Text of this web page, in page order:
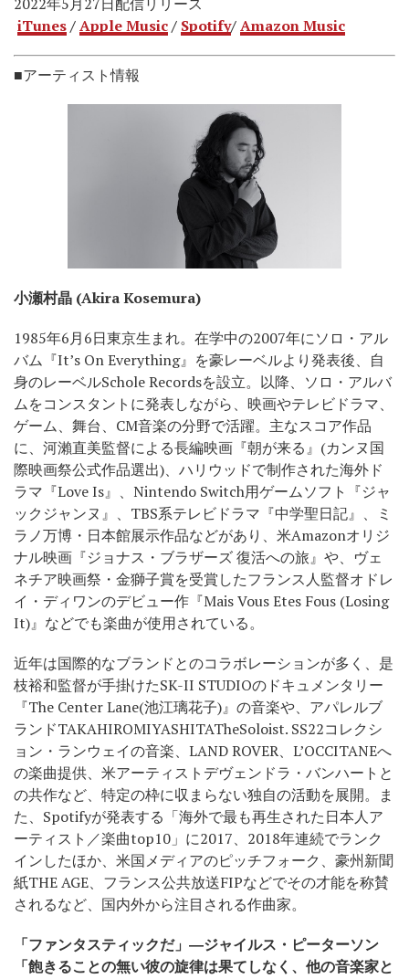
iTunes/Apple Music/ Spotify/Amazon Music
■アーティスト情報
小瀬村晶 (Akira Kosemura)
1985年6月6日東京生まれ。在学中の2007年にソロ・アル
バム『It’s On Everything』を豪レーベルより発表後、自
身のレーベルSchole Recordsを設立。以降、ソロ・アルバ
ムをコンスタントに発表しながら、映画やテレビドラマ、
ゲーム、舞台、CM音楽の分野で活躍。主なスコア作品
に、河瀨直美監督による長編映画『朝が来る』(カンヌ国
際映画祭公式作品選出)、ハリウッドで制作された海外ド
ラマ『Love Is』、Nintendo Switch用ゲームソフト『ジャ
ックジャンヌ』、TBS系テレビドラマ『中学聖日記』、ミ
ラノ万博・日本館展示作品などがあり、米Amazonオリジ
ナル映画『ジョナス・ブラザーズ 復活への旅』や、ヴェ
ネチア映画祭・金獅子賞を受賞したフランス人監督オドレ
イ・ディワンのデビュー作『Mais Vous Etes Fous (Losing
It)』などでも楽曲が使用されている。
近年は国際的なブランドとのコラボレーションが多く、是
枝裕和監督が手掛けたSK-II STUDIOのドキュメンタリー
『The Center Lane(池江璃花子)』の音楽や、アパレルブ
ランドTAKAHIROMIYASHITATheSoloist. SS22コレクシ
ョン・ランウェイの音楽、LAND ROVER、L’OCCITANEへ
の楽曲提供、米アーティストデヴェンドラ・バンハートと
の共作など、特定の枠に収まらない独自の活動を展開。ま
た、Spotifyが発表する「海外で最も再生された日本人ア
ーティスト／楽曲top10」に2017、2018年連続でランク
インしたほか、米国メディアのピッチフォーク、豪州新聞
紙THE AGE、フランス公共放送FIPなどでその才能を称賛
されるなど、国内外から注目される作曲家。
「ファンタスティックだ」―ジャイルス・ピーターソン
「飽きることの無い彼の旋律は果てしなく、他の音楽家と